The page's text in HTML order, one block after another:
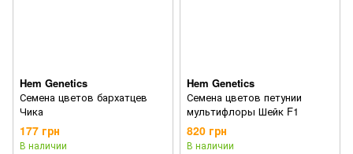
Hem Genetics
Семена цветов бархатцев
Чика
177 грн
В наличии
Hem Genetics
Семена цветов петунии
мультифлоры Шейк F1
820 грн
В наличии